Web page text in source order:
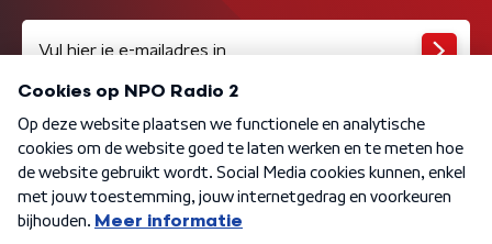
Algemene voorwaarden